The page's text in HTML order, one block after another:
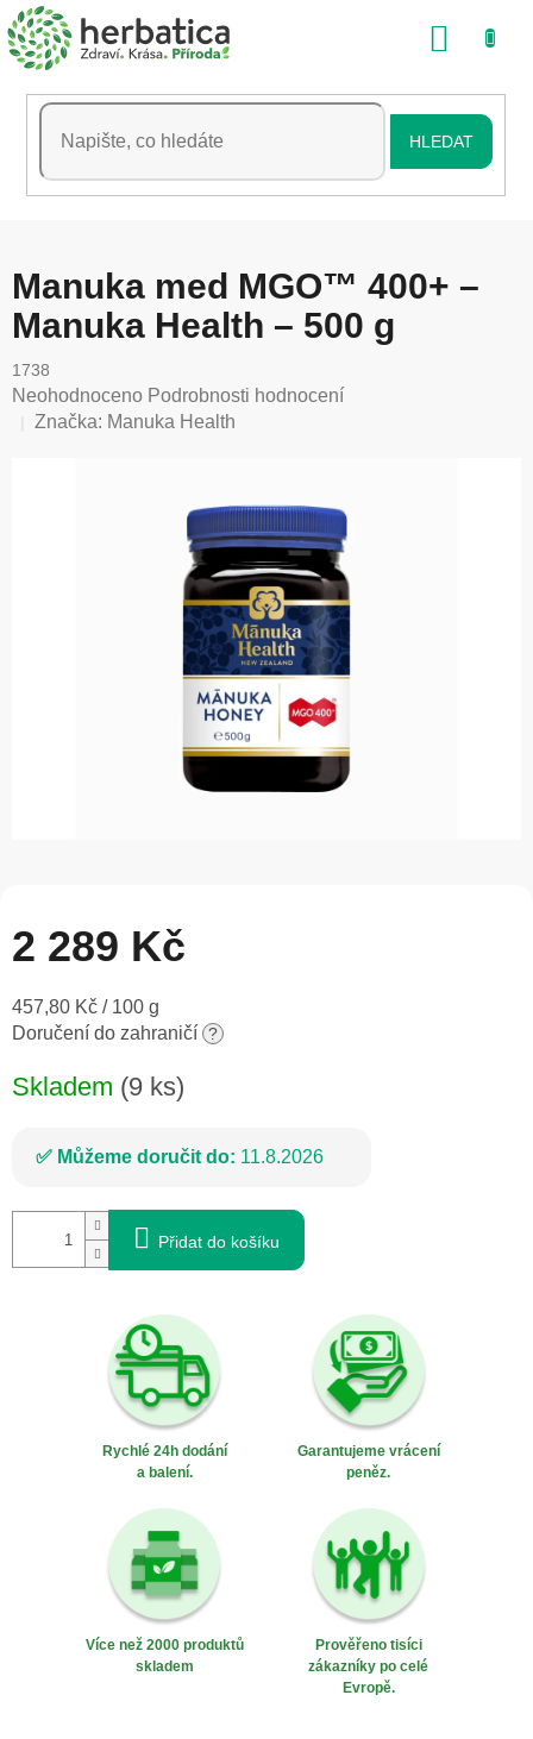
Přejít
na
obsah
HLEDAT
Manuka med MGO™ 400+ –
Manuka Health – 500 g
1738
Průměrné
hodnocení
Neohodnoceno Podrobnosti hodnocení
Značka: Manuka Health
2 289 Kč
Měrná
cena:
457,80 Kč / 100 g
Doručení do zahraničí ?
Skladem (9 ks)
Můžeme doručit do: 11.8.2026
Přidat do košíku
Rychlé 24h dodání
a balení.
Garantujeme vrácení
peněz.
Více než 2000 produktů
skladem
Prověřeno tisíci
zákazníky po celé
Evropě.